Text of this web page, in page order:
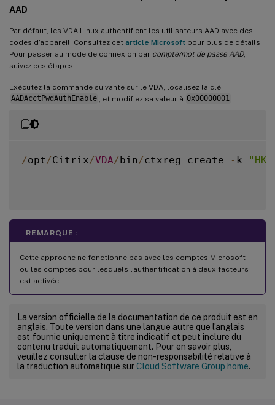
AAD
Par défaut, les VDA Linux authentifient les utilisateurs AAD avec des
codes d’appareil. Consultez cet article Microsoft pour plus de détails.
Pour passer au mode de connexion par compte/mot de passe AAD,
suivez ces étapes :
Exécutez la commande suivante sur le VDA, localisez la clé
AADAcctPwdAuthEnable
, et modifiez sa valeur à 0x00000001
/opt /Citrix/VDA/bin/ctxreg create - k
REMARQUE :
Cette approche ne fonctionne pas avec les comptes Microsoft
ou les comptes pour lesquels l’authentification à deux facteurs
est activée.
La version officielle de la documentation de ce produit est en
anglais. Toute version dans une langue autre que l’anglais
est fournie uniquement à titre indicatif et peut inclure du
contenu traduit automatiquement. Pour en savoir plus,
veuillez consulter la clause de non-responsabilité relative à
la traduction automatique surCloud Software Group home.